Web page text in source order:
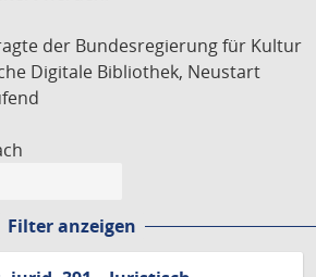
der Bundesregierung für Kultur
Digitale Bibliothek, Neustart
Filter anzeigen